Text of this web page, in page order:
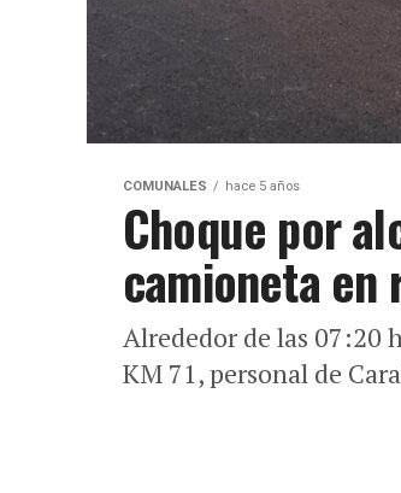
COMUNALES hace 5 años
Choque por
camioneta en
Alrededor de las 07:20
KM 71, personal de